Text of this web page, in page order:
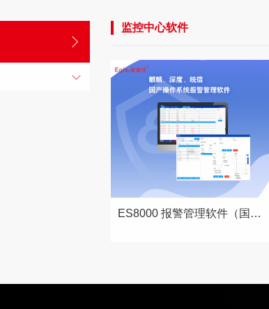
监控中心软件
ES8000 报警管理软件（国产系统）